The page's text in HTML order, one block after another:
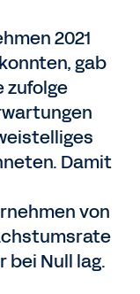
2021
gab
zufolge
Damit
von
bei Null lag.